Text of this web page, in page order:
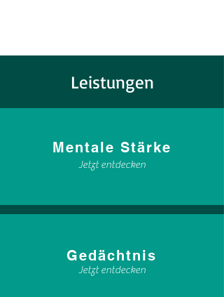
Leistungen
Mentale Stärke
Jetzt entdecken
Gedächtnis
Jetzt entdecken